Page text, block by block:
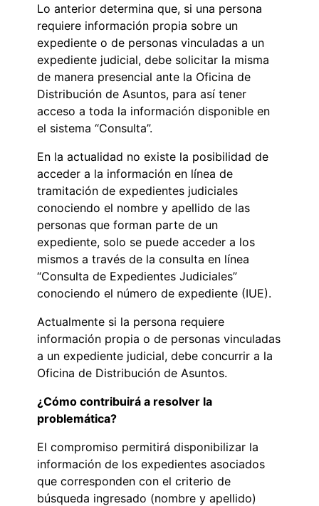
Lo anterior determina que, si una persona
requiere información propia sobre un
expediente o de personas vinculadas a un
expediente judicial, debe solicitar la misma
de manera presencial ante la Oficina de
Distribución de Asuntos, para así tener
acceso a toda la información disponible en
el sistema “Consulta”.
En la actualidad no existe la posibilidad de
acceder a la información en línea de
tramitación de expedientes judiciales
conociendo el nombre y apellido de las
personas que forman parte de un
expediente, solo se puede acceder a los
mismos a través de la consulta en línea
“Consulta de Expedientes Judiciales”
conociendo el número de expediente (IUE).
Actualmente si la persona requiere
información propia o de personas vinculadas
a un expediente judicial, debe concurrir a la
Oficina de Distribución de Asuntos.
¿Cómo contribuirá a resolver la
problemática?
El compromiso permitirá disponibilizar la
información de los expedientes asociados
que corresponden con el criterio de
búsqueda ingresado (nombre y apellido)